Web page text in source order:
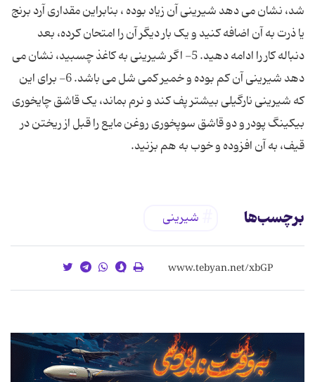
شد، نشان می دهد شیرینی آن زیاد بوده ، بنابراین مقداری آرد برنج
یا ذرت به آن اضافه کنید و یک بار دیگر آن را امتحان کرده، بعد
دنباله کار را ادامه دهید. 5- اگر شیرینی به کاغذ چسبید، نشان می
دهد شیرینی آن کم بوده و خمیر کمی شل می باشد. 6- برای این
که شیرینی نارگیلی بیشتر پف کند و نرم بماند، یک قاشق چایخوری
بیکینگ پودر و دو قاشق سوپخوری روغن مایع را قبل از ریختن در
قیف، به آن افزوده و خوب به هم بزنید.
برچسب‌ها شیرینی